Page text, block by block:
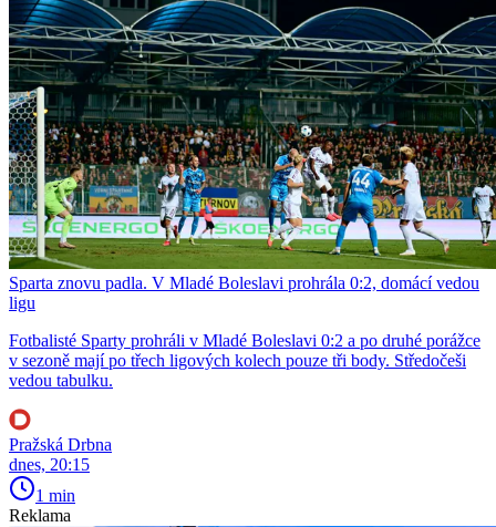
Sparta znovu padla. V Mladé Boleslavi prohrála 0:2, domácí vedou
ligu
Fotbalisté Sparty prohráli v Mladé Boleslavi 0:2 a po druhé porážce
v sezoně mají po třech ligových kolech pouze tři body. Středočeši
vedou tabulku.
Pražská Drbna
dnes, 20:15
1 min
Reklama